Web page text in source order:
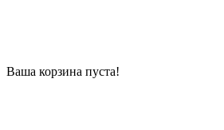
Ваша корзина пуста!